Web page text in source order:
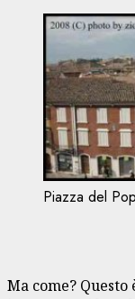
Piazza del
Ma come?